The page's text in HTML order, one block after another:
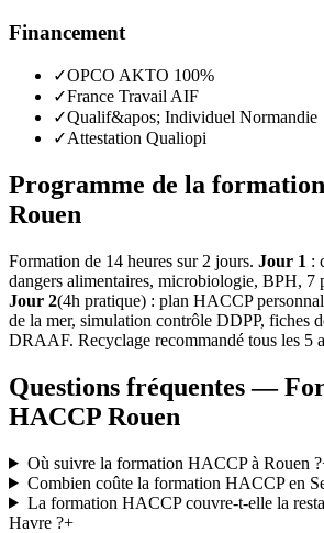
Financement
✓OPCO AKTO 100%
✓France Travail AIF
✓Qualif&apos; Individuel Normandie
✓Attestation Qualiopi
Programme de la
Rouen
Formation de 14 heures sur 2 jours. Jour 1 :
dangers alimentaires, microbiologie, BPH, 7
Jour 2(4h pratique) : plan HACCP
de la mer, simulation contrôle DDPP, fiches
DRAAF. Recyclage recommandé tous les 5
Questions fréquentes —
HACCP Rouen
Où suivre la formation HACCP à Rouen ?
Combien coûte la formation HACCP en
La formation HACCP couvre-t-elle la
Havre ?+